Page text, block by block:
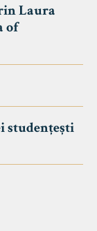
Laura
of
studențești